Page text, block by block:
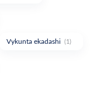
Vykunta ekadashi (1)